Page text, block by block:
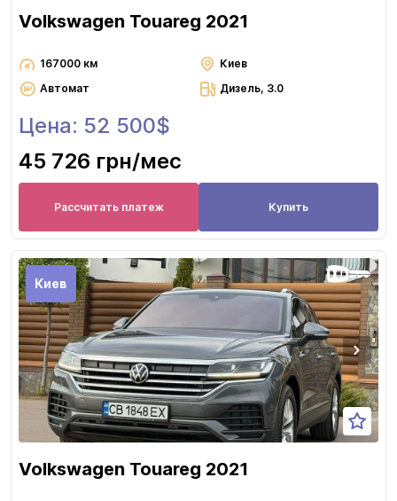
Volkswagen Touareg 2021
167000 км
Киев
Автомат
Дизель, 3.0
Цена: 52 500$
45 726 грн/мес
Рассчитать платеж Купить
Киев
Volkswagen Touareg 2021